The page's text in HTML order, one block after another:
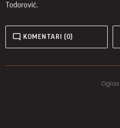
Todorović.
KOMENTARI (0)